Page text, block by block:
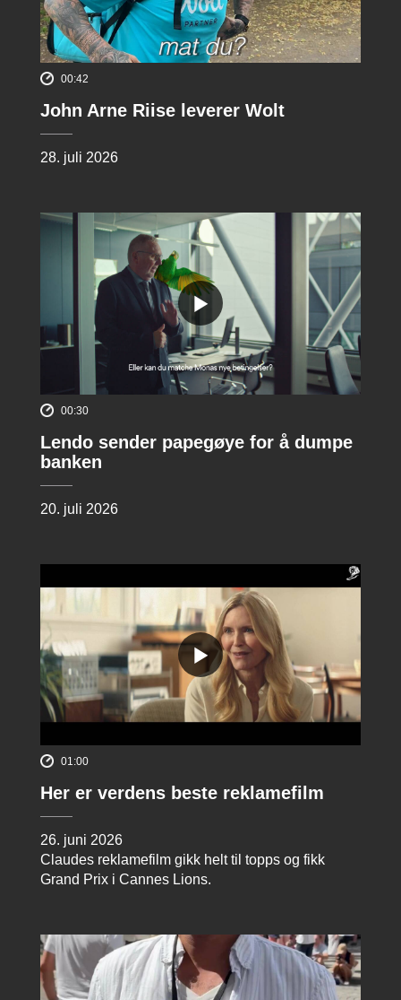
00:42
John Arne Riise leverer Wolt
28. juli 2026
00:30
Lendo sender papegøye for å dumpe
banken
20. juli 2026
01:00
Her er verdens beste reklamefilm
26. juni 2026
Claudes reklamefilm gikk helt til topps og fikk
Grand Prix i Cannes Lions.